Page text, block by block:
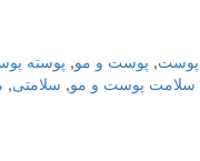
پوست, پوست و مو, پوسته
سلامت پوست و مو, سلامتی,